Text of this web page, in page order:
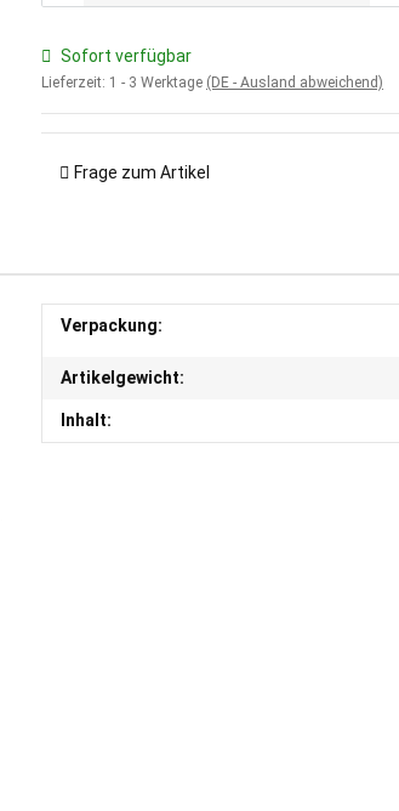
Sofort verfügbar
Lieferzeit: 1 - 3 Werktage (DE - Ausland abweichend)
Frage zum Artikel
Verpackung:
Artikelgewicht:
Inhalt: